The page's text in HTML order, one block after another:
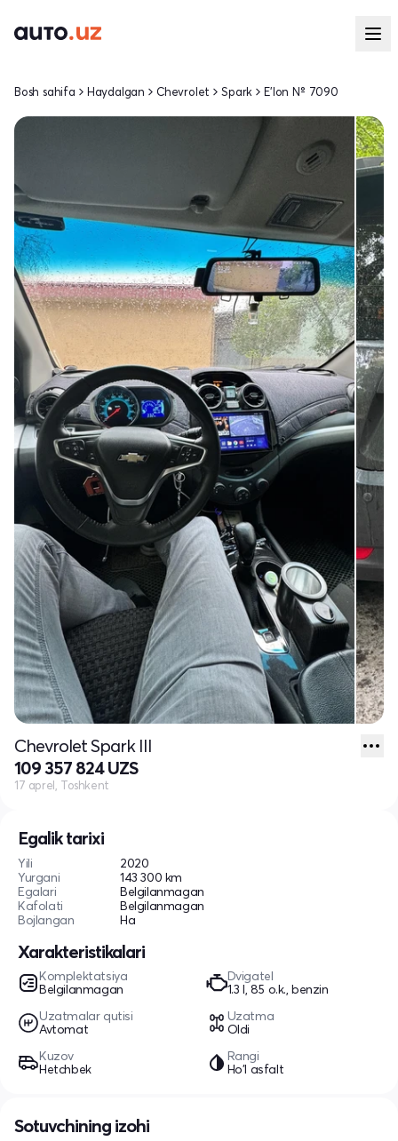
Egalik tarixi
Yili
2020
Yurgani
143 300 km
Egalari
Belgilanmagan
Kafolati
Belgilanmagan
Bojlangan
Ha
Xarakteristikalari
Komplektatsiya
Belgilanmagan
Dvigatel
1.3 l, 85 o.k., benzin
Uzatmalar qutisi
Avtomat
Uzatma
Oldi
Kuzov
Hetchbek
Rangi
Ho'l asfalt
Bosh sahifa Haydalgan Chevrolet Spark E'lon № 7090
Chevrolet Spark III
109 357 824 UZS
17 aprel, Toshkent
Sotuvchining izohi